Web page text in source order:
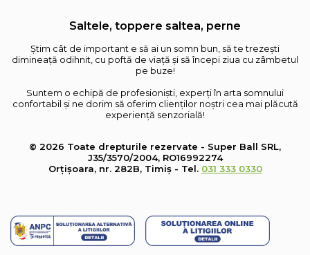
Saltele, toppere saltea, perne
Știm cât de important e să ai un somn bun, să te trezești
dimineață odihnit, cu poftă de viață și să începi ziua cu zâmbetul
pe buze!
Suntem o echipă de profesioniști, experți în arta somnului
confortabil și ne dorim să oferim clienților noștri cea mai plăcută
experiență senzorială!
© 2026 Toate drepturile rezervate - Super Ball SRL,
J35/3570/2004, RO16992274
Orțișoara, nr. 282B, Timiș - Tel. 031 333 0330